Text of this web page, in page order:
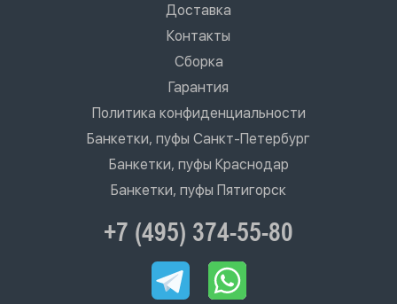
Доставка
Контакты
Сборка
Гарантия
Политика конфиденциальности
Банкетки, пуфы Санкт-Петербург
Банкетки, пуфы Краснодар
Банкетки, пуфы Пятигорск
+7 (495) 374-55-80